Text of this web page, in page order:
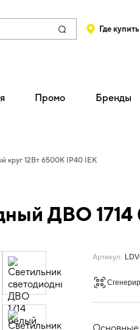
Где купить
Промо Бренды
круг 12Вт 6500К IP40 IEK
ДВО
Артикул: